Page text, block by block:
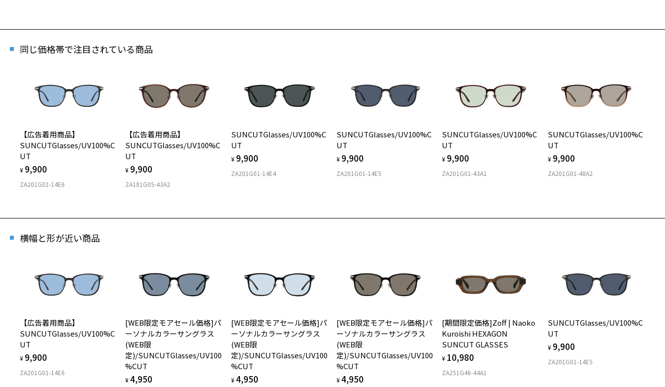
お気に入りリストはこちら
可視光線透過率：60%
TEL：0120-013-883
※度付きにした場合、レンズ色、機能が変更となります。
＜実店舗でサングラスまたはパッケージ商品等のレンズ交換について＞
※メガネ：デモレンズを外した重さ
ウエリントン
フロント素材：プラスチック
同じ価格帯で注目されている商品
【広告着用商品】
SUNCUTGlasses/UV100%C
UT
¥ 9,900
ZA201G01-14E6
【広告着用商品】
SUNCUTGlasses/UV100%C
UT
¥ 9,900
ZA181G05-43A2
SUNCUTGlasses/UV100%C
UT
¥ 9,900
ZA201G01-14E4
SUNCUTGlasses/UV100%C
UT
¥ 9,900
ZA201G01-14E5
SUNCUTGlasses/UV100%C
UT
¥ 9,900
ZA201G01-43A1
SUNCUTGlasses/UV100%C
UT
¥ 9,900
ZA201G01-48A2
横幅と形が近い商品
【広告着用商品】
SUNCUTGlasses/UV100%C
UT
¥ 9,900
ZA201G01-14E6
[WEB限定モアセール価格]パ
ーソナルカラーサングラス
(WEB限
定)/SUNCUTGlasses/UV100
%CUT
¥4,950
[WEB限定モアセール価格]パ
ーソナルカラーサングラス
(WEB限
定)/SUNCUTGlasses/UV100
%CUT
¥4,950
[WEB限定モアセール価格]パ
ーソナルカラーサングラス
(WEB限
定)/SUNCUTGlasses/UV100
%CUT
¥4,950
[期間限定価格]Zoff | Naoko
Kuroishi HEXAGON
SUNCUT GLASSES
¥ 10,980
ZA251G46-44A1
SUNCUTGlasses/UV100%C
UT
¥ 9,900
ZA201G01-14E5